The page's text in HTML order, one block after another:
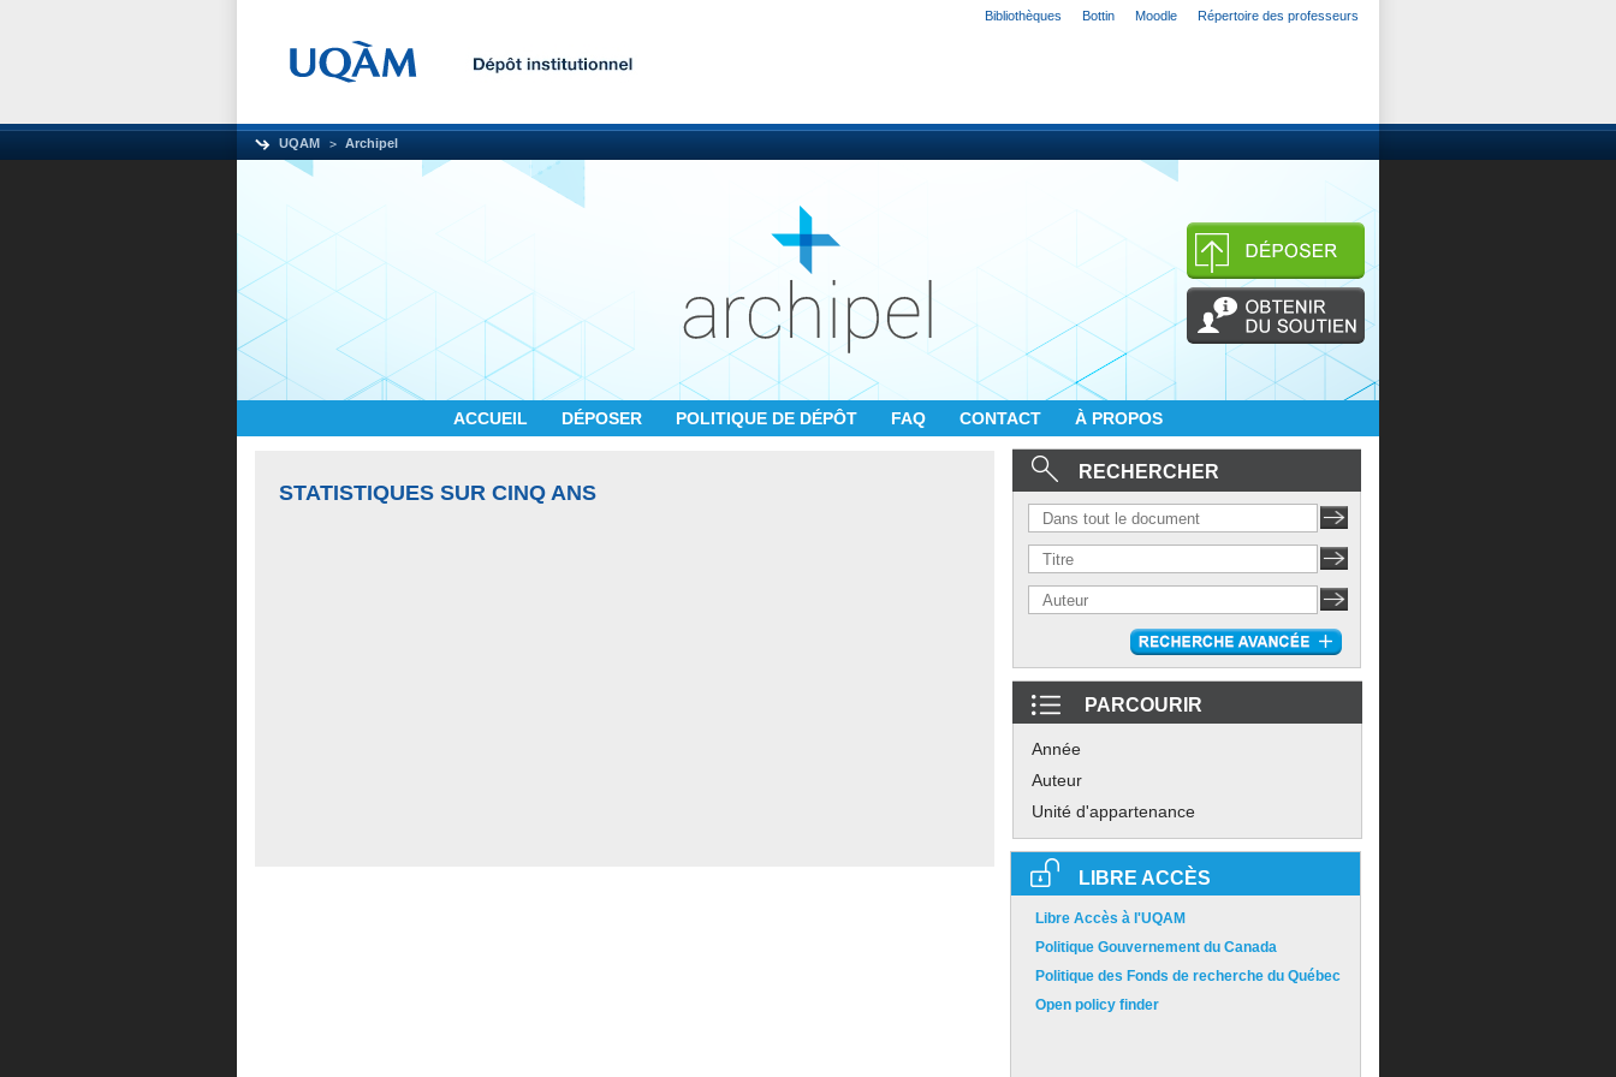
Bibliothèques Bottin Moodle Répertoire des professeurs
UQAM Archipel
ACCUEIL DÉPOSER POLITIQUE DE DÉPÔT FAQ CONTACT À PROPOS
STATISTIQUES SUR CINQ ANS
RECHERCHER
PARCOURIR
Année
Auteur
Unité d'appartenance
LIBRE ACCÈS
Libre Accès à l'UQAM
Politique Gouvernement du Canada
Politique des Fonds de recherche du Québec
Open policy finder